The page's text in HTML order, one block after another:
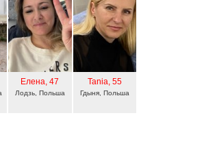
Елена , 47
Лодзь, Польша
Tania , 55
Гдыня, Польша